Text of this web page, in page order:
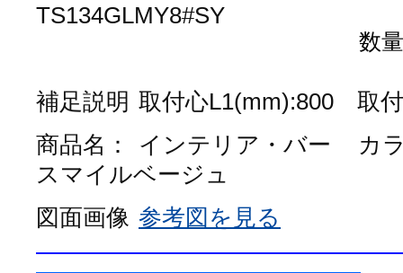
TS134GLMY8#SY
数量
補足説明 取付心L1(mm):800 取
商品名：
インテリア・バー
カ
スマイルベージュ
図面画像 参考図を見る